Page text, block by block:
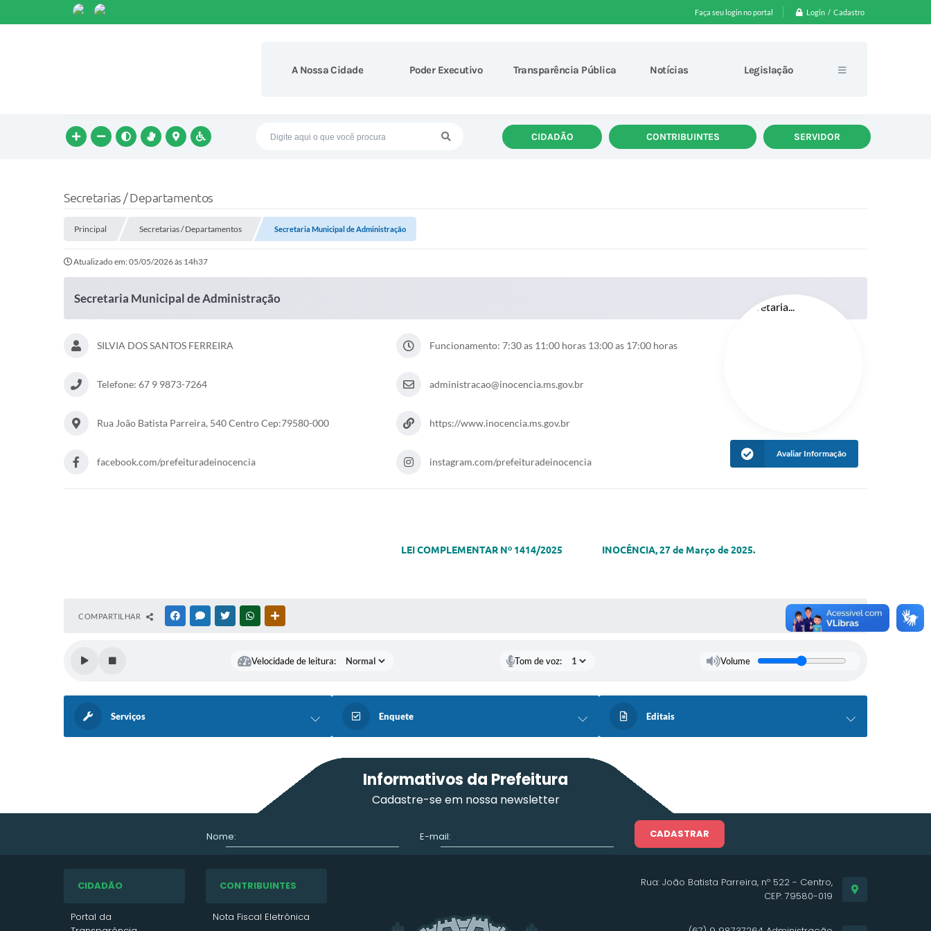
Faça seu login no portal Login / Cadastro
A Nossa Cidade Poder Executivo Transparência Pública Notícias Legislação
CIDADÃO CONTRIBUINTES SERVIDOR
Secretarias / Departamentos
Principal Secretarias / Departamentos Secretaria Municipal de Administração
Atualizado em: 05/05/2026 às 14h37
Secretaria Municipal de Administração
SILVIA DOS SANTOS FERREIRA Funcionamento: 7:30 as 11:00 horas 13:00 as 17:00 horas
Telefone: 67 9 9873-7264 administracao@inocencia.ms.gov.br
Rua João Batista Parreira, 540 Centro Cep:79580-000 https://www.inocencia.ms.gov.br
facebook.com/prefeituradeinocencia instagram.com/prefeituradeinocencia
Avaliar Informação
LEI COMPLEMENTAR Nº 1414/2025 INOCÊNCIA, 27 de Março de 2025.
COMPARTILHAR FACEBOOKMESSENGER
TWITTERWHATSAPP
Velocidade de leitura: Tom de voz: Volume
Serviços Enquete Editais
Informativos da Prefeitura
Cadastre-se em nossa newsletter
Nome: E-mail: CADASTRAR
CIDADÃO
Portal da
CONTRIBUINTES
Nota Fiscal Eletrônica
Rua: João Batista Parreira, nº 522 - Centro,
CEP: 79580-019